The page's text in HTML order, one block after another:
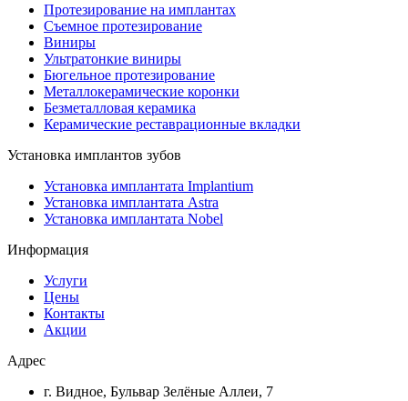
Протезирование на имплантах
Съемное протезирование
Виниры
Ультратонкие виниры
Бюгельное протезирование
Металлокерамические коронки
Безметалловая керамика
Керамические реставрационные вкладки
Установка имплантов зубов
Установка имплантата Implantium
Установка имплантата Astra
Установка имплантата Nobel
Информация
Услуги
Цены
Контакты
Акции
Адрес
г. Видное, Бульвар Зелёные Аллеи, 7